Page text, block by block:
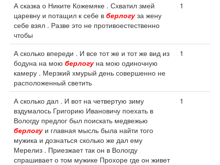
А сказка о Никите Кожемяке . Схватил змей
царевну и потащил к себе в берлогуза жену
себе взял . Разве это не противоестественно
чтобы
1
А сколько впереди . И все тот же и тот же вид из
бодуна на мою берлогуна мою одиночную
камеру . Мерзкий хмурый день совершенно не
расположенный светить
1
А сколько дал . И вот на четвертую зиму
вздумалось Григорию Ивановичу поехать в
Вологду предлог был поискать медвежью
берлогуи главная мысль была найти того
мужика и дознаться сколько же дал ему
Мерелиз . Приезжает так он в Вологду
спрашивает о том мужике Прохоре где он живет
1